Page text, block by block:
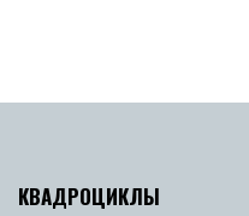
КВАДРОЦИКЛЫ